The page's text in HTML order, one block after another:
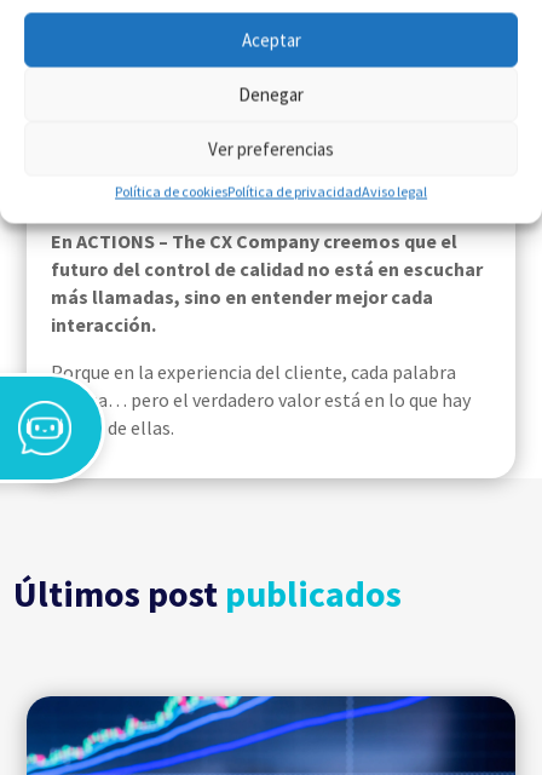
Aceptar
Denegar
Ver preferencias
Política de cookiesPolítica de privacidadAviso legal
Conclusión: escuchar ya no es
suficiente, hay que entender
El speech analytics está redefiniendo la forma en que
las empresas supervisan la calidad del servicio. La
capacidad de analizar todas las conversaciones y
extraer conocimiento útil permite tomar decisiones
más rápidas, precisas y orientadas al cliente.
EnACTIONS – The CX Companycreemos que el
futuro del control de calidad no está en escuchar
más llamadas, sino en entender mejor cada
interacción.
Porque en la experiencia del cliente, cada palabra
cuenta… pero el verdadero valor está en lo que hay
detrás de ellas.
Últimos post publicados